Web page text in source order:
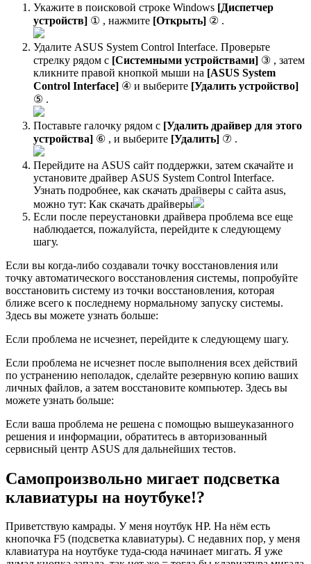
Укажите в поисковой строке Windows [Диспетчер
устройств] ① , нажмите [Открыть] ② .
Удалите ASUS System Control Interface. Проверьте
стрелку рядом с [Системными устройствами] ③ , затем
кликните правой кнопкой мыши на [ASUS System
Control Interface] ④ и выберите [Удалить устройство]
⑤ .
Поставьте галочку рядом с [Удалить драйвер для этого
устройства] ⑥ , и выберите [Удалить] ⑦ .
Перейдите на ASUS сайт поддержки, затем скачайте и
установите драйвер ASUS System Control Interface.
Узнать подробнее, как скачать драйверы с сайта asus,
можно тут: Как скачать драйверы
Если после переустановки драйвера проблема все еще
наблюдается, пожалуйста, перейдите к следующему
шагу.
Если вы когда-либо создавали точку восстановления или
точку автоматического восстановления системы, попробуйте
восстановить систему из точки восстановления, которая
ближе всего к последнему нормальному запуску системы.
Здесь вы можете узнать больше:
Если проблема не исчезнет, перейдите к следующему шагу.
Если проблема не исчезнет после выполнения всех действий
по устранению неполадок, сделайте резервную копию ваших
личных файлов, а затем восстановите компьютер. Здесь вы
можете узнать больше:
Если ваша проблема не решена с помощью вышеуказанного
решения и информации, обратитесь в авторизованный
сервисный центр ASUS для дальнейших тестов.
Самопроизвольно мигает подсветка
клавиатуры на ноутбуке!?
Приветствую камрады. У меня ноутбук HP. На нём есть
кнопочка F5 (подсветка клавиатуры). С недавних пор, у меня
клавиатура на ноутбуке туда-сюда начинает мигать. Я уже